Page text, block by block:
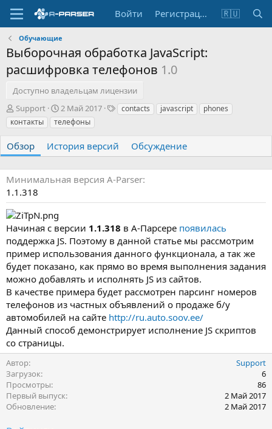
Войти Регистрация 🇷🇺
Обучающие
Выборочная обработка JavaScript:
расшифровка телефонов 1.0
Доступно владельцам лицензии
А
в
т
о
р
Support
Д
а
т
с
д
н
я
2 Май 2017
Т
и
contacts javascript
phones
контакты
телефоны
Обзор История версий Обсуждение
Минимальная версия A-Parser
1.1.318
Начиная с версии 1.1.318 в А-Парсере появилась
поддержка JS. Поэтому в данной статье мы рассмотрим
пример использования данного функционала, а так же
будет показано, как прямо во время выполнения задания
можно добавлять и исполнять JS из сайтов.
В качестве примера будет рассмотрен парсинг номеров
телефонов из частных объявлений о продаже б/у
автомобилей на сайте http://ru.auto.soov.ee/
Данный способ демонстрирует исполнение JS скриптов
со страницы.
Автор
Support
Загрузок
6
Просмотры
86
Первый выпуск
2 Май 2017
Обновление
2 Май 2017